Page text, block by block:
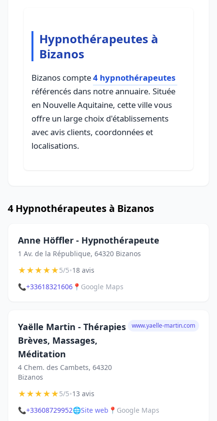
Hypnothérapeutes à
Bizanos
Bizanos compte4 hypnothérapeutes
référencés dans notre annuaire. Située
en Nouvelle Aquitaine, cette ville vous
offre un large choix d'établissements
avec avis clients, coordonnées et
localisations.
4 Hypnothérapeutes à Bizanos
Anne Höffler - Hypnothérapeute
1 Av. de la République, 64320 Bizanos
★★★★★5/5•18 avis
📞+33618321606 📍 Google Maps
Yaëlle Martin - Thérapies
Brèves, Massages,
Méditation
4 Chem. des Cambets, 64320
Bizanos
www.yaelle-martin.com
★★★★★5/5•13 avis
📞+33608729952🌐Site web 📍 Google Maps